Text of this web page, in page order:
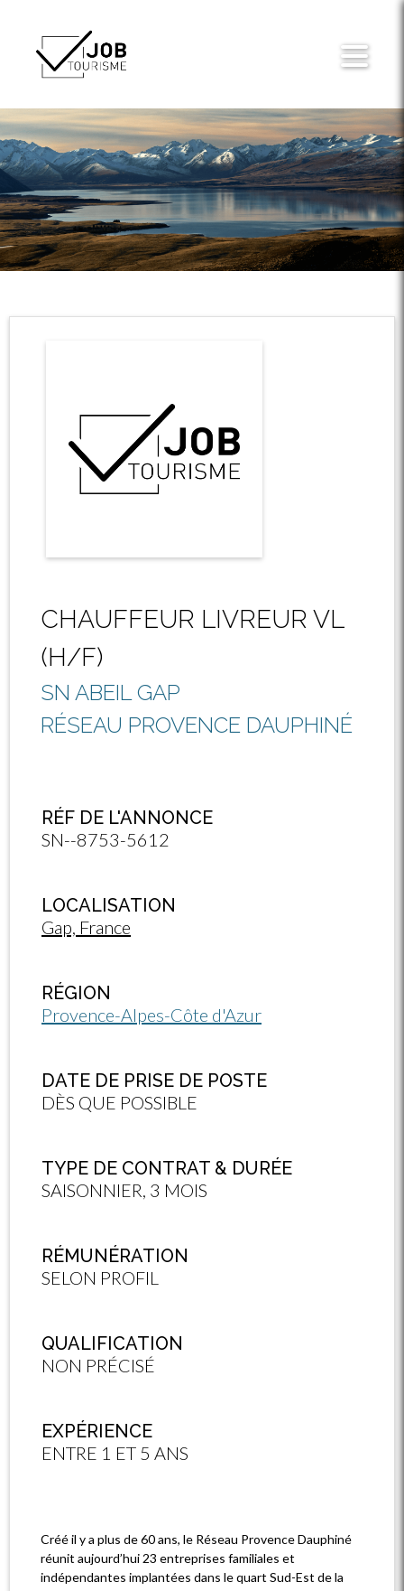
CHAUFFEUR LIVREUR VL
(H/F)
SN ABEIL GAP
RÉSEAU PROVENCE DAUPHINÉ
RÉF DE L'ANNONCE
SN--8753-5612
LOCALISATION
Gap, France
RÉGION
Provence-Alpes-Côte d'Azur
DATE DE PRISE DE POSTE
DÈS QUE POSSIBLE
TYPE DE CONTRAT & DURÉE
SAISONNIER, 3 MOIS
RÉMUNÉRATION
SELON PROFIL
QUALIFICATION
NON PRÉCISÉ
EXPÉRIENCE
ENTRE 1 ET 5 ANS
Créé il y a plus de 60 ans, le Réseau Provence Dauphiné
réunit aujourd’hui 23 entreprises familiales et
indépendantes implantées dans le quart Sud-Est de la